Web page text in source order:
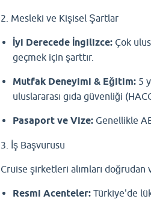
2. Mesleki ve Kişisel Şartlar
İyi Derecede İngilizce: Çok
geçmek için şarttır.
Mutfak Deneyimi & Eğitim: 5
uluslararası gıda güvenliği
Pasaport ve Vize: Genellikle
3. İş Başvurusu
Cruise şirketleri alımları doğrudan
Resmi Acenteler: Türkiye'de